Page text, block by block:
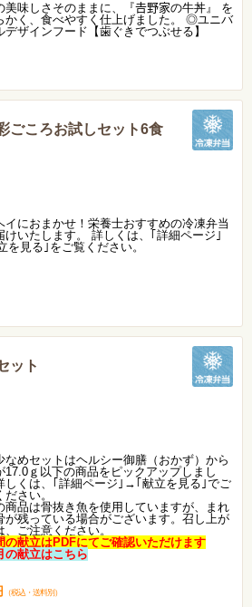
美味しさそのままに、『𠮷野家の牛丼』 を
かく、食べやすく仕上げました。 ◎ユニバ
デザインフード【歯ぐきでつぶせる】
ごころお試しセット6食
イにおまかせ！栄養士おすすめの冷凍弁当
けいたします。 詳しくは、｢詳細ページ｣
を見る｣をご覧ください。
ット
なめセットはヘルシー御膳（おかず）から
17.0ｇ以下の商品をピックアップしまし
しくは、｢詳細ページ｣→｢献立を見る｣でご
さい。
品は骨抜き魚を使用していますが、まれ
が残っている場合がございます。召し上が
、ご注意ください。
の献立はPDFにてご確認いただけます
の献立はこちら
（税込・ 送料別 ）